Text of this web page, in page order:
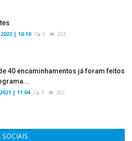
| 10:10 0 203
40 encaminhamentos já foram feitos
| 11:04 0 202